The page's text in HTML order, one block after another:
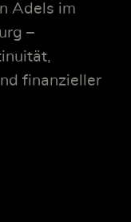
Adels im
–
finanzieller